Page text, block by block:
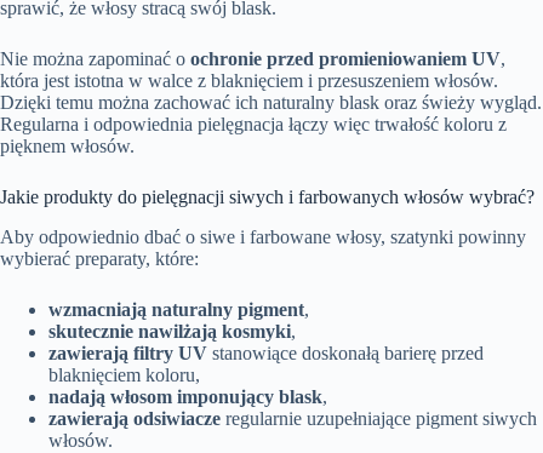
sprawić, że włosy stracą swój blask.
Nie można zapominać o ochronie przed promieniowaniem UV,
która jest istotna w walce z blaknięciem i przesuszeniem włosów.
Dzięki temu można zachować ich naturalny blask oraz świeży wygląd.
Regularna i odpowiednia pielęgnacja łączy więc trwałość koloru z
pięknem włosów.
Jakie produkty do pielęgnacji siwych i farbowanych włosów wybrać?
Aby odpowiednio dbać o siwe i farbowane włosy, szatynki powinny
wybierać preparaty, które:
wzmacniają naturalny pigment,
skutecznie nawilżają kosmyki,
zawierają filtry UV stanowiące doskonałą barierę przed
blaknięciem koloru,
nadają włosom imponujący blask,
zawierają odsiwiacze regularnie uzupełniające pigment siwych
włosów.